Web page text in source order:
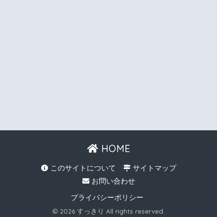
HOME
このサイトについて
サイトマップ
お問い合わせ
プライバシーポリシー
© 2026 すっきり All rights reserved.